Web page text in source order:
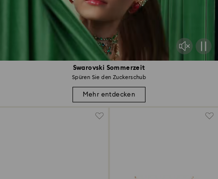
Swarovski Sommerzeit
Spüren Sie den Zuckerschub
Mehr entdecken